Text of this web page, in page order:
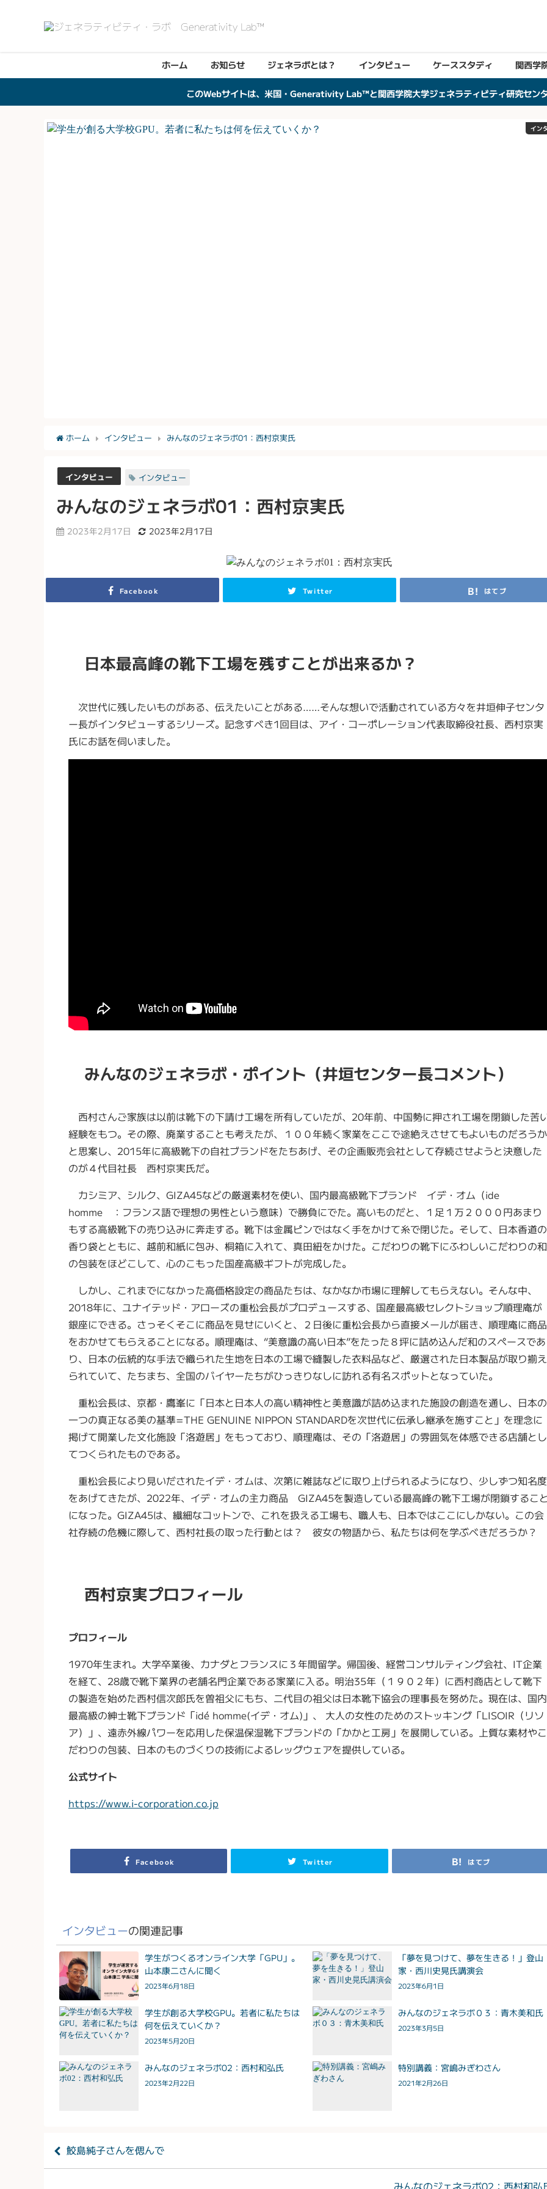
ホーム お知らせ ジェネラボとは？ インタビュー ケーススタディ 関西学
このWebサイトは、米国・Generativity Lab™と関西学院大学ジェネラティビティ研究セン
イン
ホーム インタビュー みんなのジェネラボ01：西村京実氏
インタビュー インタビュー
みんなのジェネラボ01：西村京実氏
2023年2月17日 2023年2月17日
Facebook Twitter はてブ
日本最高峰の靴下工場を残すことが出来るか？
次世代に残したいものがある、伝えたいことがある……そんな想いで活動されている方々を井垣伸子センタ
ー長がインタビューするシリーズ。記念すべき1回目は、アイ・コーポレーション代表取締役社長、西村京実
氏にお話を伺いました。
みんなのジェネラボ・ポイント（井垣センター長コメント）
西村さんご家族は以前は靴下の下請け工場を所有していたが、20年前、中国勢に押され工場を閉鎖した苦
経験をもつ。その際、廃業することも考えたが、１００年続く家業をここで途絶えさせてもよいものだろうか
と思案し、2015年に高級靴下の自社ブランドをたちあげ、その企画販売会社として存続させようと決意した
のが４代目社長 西村京実氏だ。
カシミア、シルク、GIZA45などの厳選素材を使い、国内最高級靴下ブランド イデ・オム（ide
homme ：フランス語で理想の男性という意味）で勝負にでた。高いものだと、１足１万２０００円あまり
もする高級靴下の売り込みに奔走する。靴下は金属ピンではなく手をかけて糸で閉じた。そして、日本香道の
香り袋とともに、越前和紙に包み、桐箱に入れて、真田紐をかけた。こだわりの靴下にふわしいこだわりの和
の包装をほどこして、心のこもった国産高級ギフトが完成した。
しかし、これまでになかった高価格設定の商品たちは、なかなか市場に理解してもらえない。そんな中、
2018年に、ユナイテッド・アローズの重松会長がプロデュースする、国産最高級セレクトショップ順理庵が
銀座にできる。さっそくそこに商品を見せにいくと、２日後に重松会長から直接メールが届き、順理庵に商品
をおかせてもらえることになる。順理庵は、“美意識の高い日本”をたった８坪に詰め込んだ和のスペースであ
り、日本の伝統的な手法で織られた生地を日本の工場で縫製した衣料品など、厳選された日本製品が取り揃え
られていて、たちまち、全国のバイヤーたちがひっきりなしに訪れる有名スポットとなっていた。
重松会長は、京都・鷹峯に「日本と日本人の高い精神性と美意識が詰め込まれた施設の創造を通し、日本の
一つの真正なる美の基準=THE GENUINE NIPPON STANDARDを次世代に伝承し継承を施すこと」を理念に
掲げて開業した文化施設「洛遊居」をもっており、順理庵は、その「洛遊居」の雰囲気を体感できる店舗とし
てつくられたものである。
重松会長により見いだされたイデ・オムは、次第に雑誌などに取り上げられるようになり、少しずつ知名度
をあげてきたが、2022年、イデ・オムの主力商品 GIZA45を製造している最高峰の靴下工場が閉鎖するこ
になった。GIZA45は、繊細なコットンで、これを扱える工場も、職人も、日本ではここにしかない。この会
社存続の危機に際して、西村社長の取った行動とは？ 彼女の物語から、私たちは何を学ぶべきだろうか？
西村京実プロフィール
プロフィール
1970年生まれ。大学卒業後、カナダとフランスに３年間留学。帰国後、経営コンサルティング会社、IT企業
を経て、28歳で靴下業界の老舗名門企業である家業に入る。明治35年（１９０２年）に西村商店として靴下
の製造を始めた西村信次郎氏を曽祖父にもち、二代目の祖父は日本靴下協会の理事長を努めた。現在は、国内
最高級の紳士靴下ブランド「idé homme(イデ・オム)」、 大人の女性のためのストッキング「LISOIR（リソ
ア）」、遠赤外線パワーを応用した保温保湿靴下ブランドの「かかと工房」を展開している。上質な素材やこ
だわりの包装、日本のものづくりの技術によるレッグウェアを提供している。
公式サイト
https://www.i-corporation.co.jp
Facebook Twitter はてブ
インタビューの関連記事
学生がつくるオンライン大学「GPU」。
山本康二さんに聞く
2023年6月18日
「夢を見つけて、夢を生きる！」登山
家・西川史晃氏講演会
2023年6月1日
学生が創る大学校GPU。若者に私たちは
何を伝えていくか？
2023年5月20日
みんなのジェネラボ０３：青木美和氏
2023年3月5日
みんなのジェネラボ02：西村和弘氏
2023年2月22日
特別講義：宮嶋みぎわさん
2021年2月26日
鮫島純子さんを偲んで